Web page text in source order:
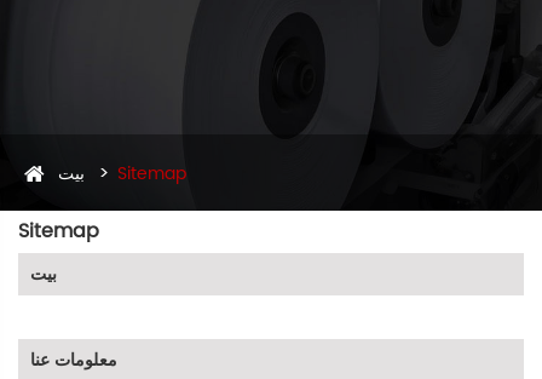
بيت Sitemap
Sitemap
بيت
معلومات عنا